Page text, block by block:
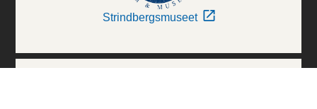
Strindbergsmuseet